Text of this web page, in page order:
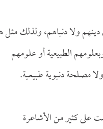
دينهم ولا دنياهم، ولذلك مثل
الطبيعية أو علومهم
مصلحة دنيوية طبيعية.
على كثير من الأشاعرة